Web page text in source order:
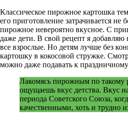
Классическое пирожное картошка
его приготовление затрачивается не
пирожное невероятно вкусное. С
даже дети. В свой рецепт я
все взрослые. Но детям лучше без
картошку в кокосовой стружке.
можно даже подавать к праздничному
Лакомясь пирожным по такому
ощущаешь вкус детства. Вкус
периода Советского Союза,
качественными, хоть и трудно